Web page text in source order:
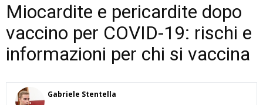
Miocardite e pericardite dopo
vaccino per COVID-19: rischi e
informazioni per chi si vaccina
Gabriele Stentella